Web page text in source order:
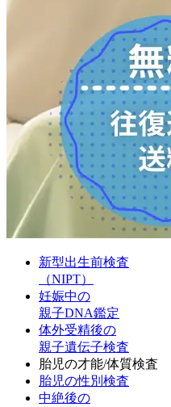
新型出生前検査
（NIPT）
妊娠中の
親子DNA鑑定
体外受精後の
親子遺伝子検査
胎児の才能/体質検査
胎児の性別検査
中絶後の